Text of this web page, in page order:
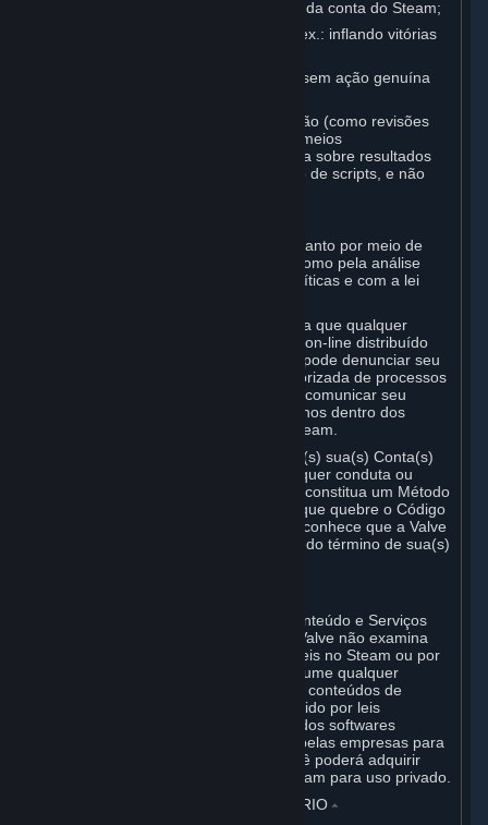
Automação do processo de criação da conta do Steam;
Forjar estatísticas de jogabilidade (ex.: inflando vitórias
Ganhar recompensas ou progredir sem ação genuína
Participar de sistemas de adjudicação (como revisões
por pares ou “supervigilância”) por meios
automatizados, incluindo a influência sobre resultados
ou a denúncia de usuários por ação de scripts, e não
Nós podemos aplicar essa disposição tanto por meio de
métodos de detecção automatizados como pela análise
humana, de acordo com as nossas políticas e com a lei
Além disso, você reconhece e concorda que qualquer
anfitrião de um jogo de multijogadores on-line distribuído
através do Steam (“Anfitrião Externo”) pode denunciar seu
uso de Trapaças, adulteração não autorizada de processos
ou automação à Valve, e a Valve pode comunicar seu
histórico de tais usos a Anfitriões Externos dentro dos
limites da Política de Privacidade do Steam.
A Valve poderá restringir ou encerrar a(s) sua(s) Conta(s)
ou uma Assinatura específica por qualquer conduta ou
atividade que ela considere ilegal, que constitua um Método
de Trapaça ou Automação, ou, ainda, que quebre o Código
de Conduta On-line do Steam. Você reconhece que a Valve
não é obrigada a avisá-lo previamente do término de sua(s)
Em relação a todas as Assinaturas, Conteúdo e Serviços
que não sejam de autoria da Valve, a Valve não examina
esses conteúdos de terceiros disponíveis no Steam ou por
meio de outras fontes. A Valve não assume qualquer
responsabilidade ou passivo por esses conteúdos de
terceiros, a menos conforme estabelecido por leis
vinculativas. É possível que determinados softwares
aplicativos de terceiros sejam usados pelas empresas para
propósitos empresariais. Contudo, você poderá adquirir
esse Software apenas por meio do Steam para uso privado.
6. CONTEÚDO GERADO PELO USUÁRIO ⏶